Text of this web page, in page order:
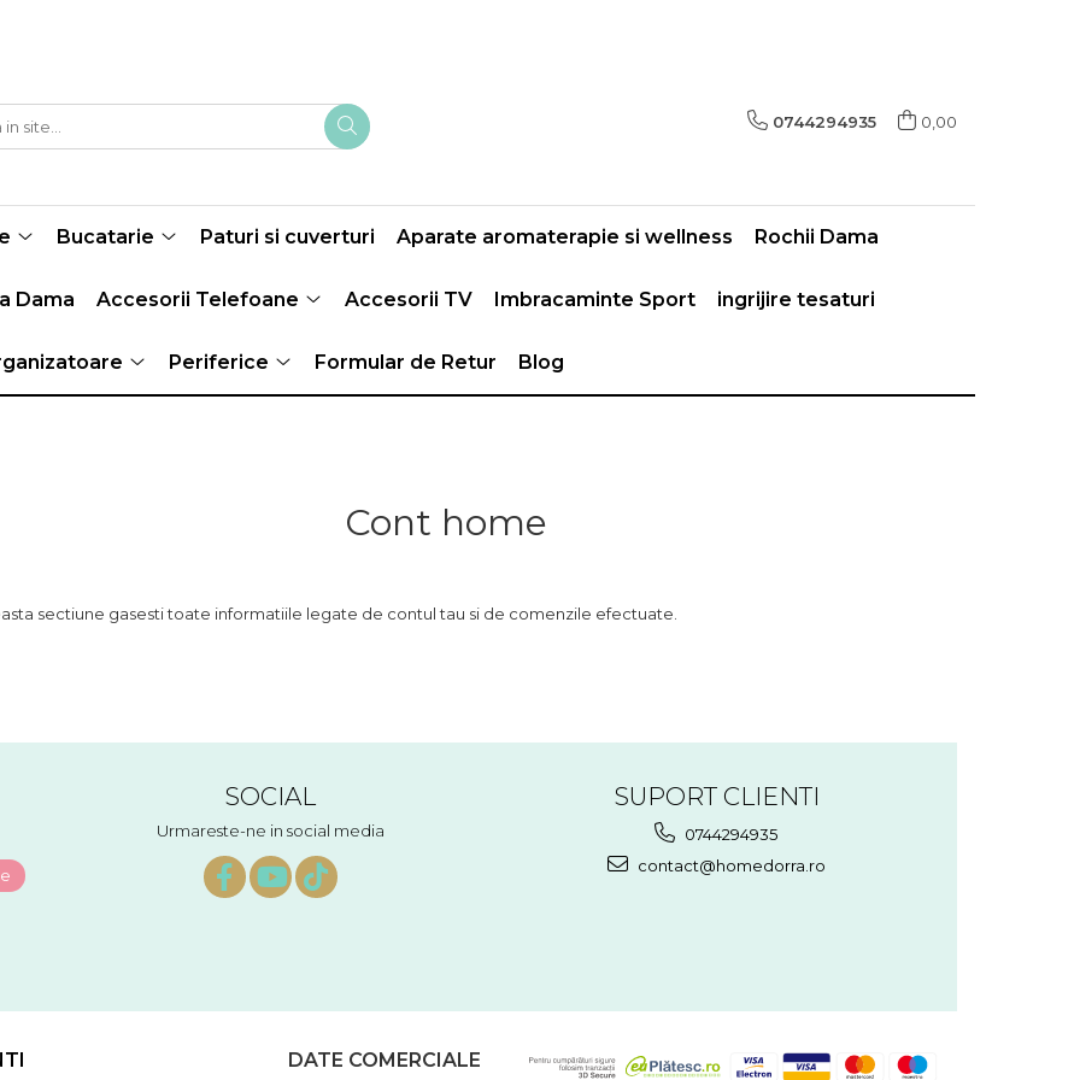
0744294935 0,00
Bucatarie Paturi si cuverturi Aparate aromaterapie si wellness Rochii Dama
Dama Accesorii Telefoane Accesorii TV Imbracaminte Sport ingrijire tesaturi
Periferice Formular de Retur Blog
Cont home
sectiune gasesti toate informatiile legate de contul tau si de comenzile efectuate.
SOCIAL
Urmareste-ne in social media
SUPORT CLIENTI
0744294935
contact@homedorra.ro
DATE COMERCIALE